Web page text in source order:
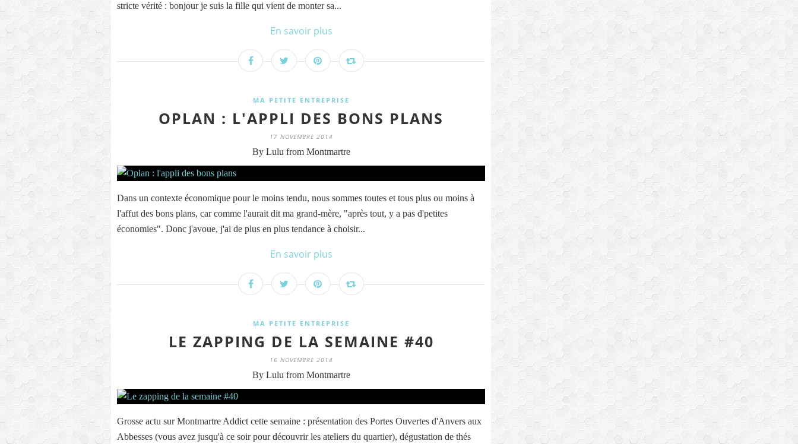
stricte vérité : bonjour je suis la fille qui vient de monter sa...
En savoir plus
MA PETITE ENTREPRISE
OPLAN : L'APPLI DES BONS PLANS
17 NOVEMBRE 2014
By Lulu from Montmartre
Dans un contexte économique pour le moins tendu, nous sommes toutes et tous plus ou moins à
l'affut des bons plans, car comme l'aurait dit ma grand-mère, "après tout, y a pas d'petites
économies". Donc j'avoue, j'ai de plus en plus tendance à choisir...
En savoir plus
MA PETITE ENTREPRISE
LE ZAPPING DE LA SEMAINE #40
16 NOVEMBRE 2014
By Lulu from Montmartre
Grosse actu sur Montmartre Addict cette semaine : présentation des Portes Ouvertes d'Anvers aux
Abbesses (vous avez jusqu'à ce soir pour découvrir les ateliers du quartier), dégustation de thés